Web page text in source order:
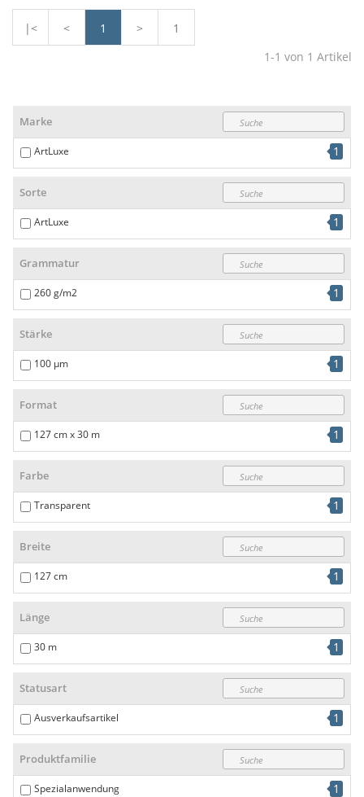
|< < 1 >
1
1-1 von 1 Artikel
Marke
ArtLuxe 1
Sorte
ArtLuxe 1
Grammatur
260 g/m2 1
Stärke
100 µm 1
Format
127 cm x 30 m 1
Farbe
Transparent 1
Breite
127 cm 1
Länge
30 m 1
Statusart
Ausverkaufsartikel 1
Produktfamilie
Spezialanwendung 1